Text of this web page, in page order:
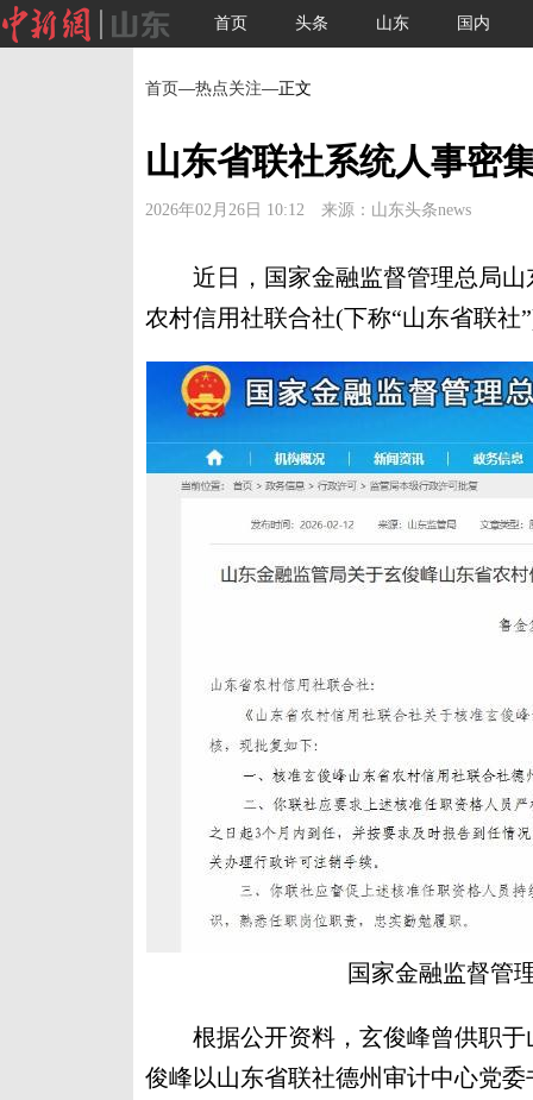
首页 头条 山东 国内
首页—热点关注—正文
山东省联社系统人事密
2026年02月26日 10:12 来源：山东头条news
近日，国家金融监督管理总局山
农村信用社联合社(下称“山东省联
国家金融监督管
根据公开资料，玄俊峰曾供职于
俊峰以山东省联社德州审计中心党